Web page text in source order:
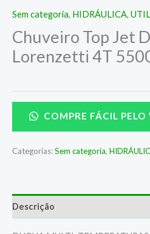
Sem categoria, HIDRÁULICA,
Chuveiro Top Jet
Lorenzetti 4T
COMPRE FÁCIL
Categorias:Sem categoria,
Descrição